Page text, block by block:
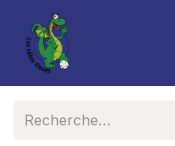
Se rendre au contenu